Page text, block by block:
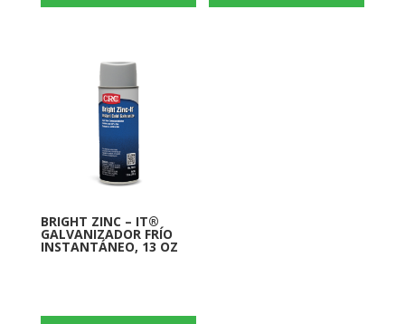
BRIGHT ZINC – IT®
GALVANIZADOR FRÍO
INSTANTÁNEO, 13 OZ